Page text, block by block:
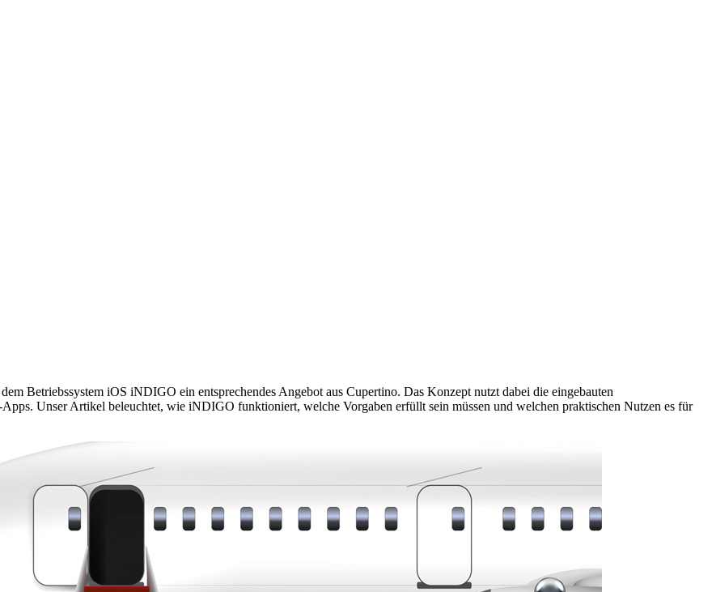
Betriebssystem iOS iNDIGO ein entsprechendes Angebot aus Cupertino. Das Konzept nutzt dabei die eingebauten
Unser Artikel beleuchtet, wie iNDIGO funktioniert, welche Vorgaben erfüllt sein müssen und welchen praktischen Nutzen es für